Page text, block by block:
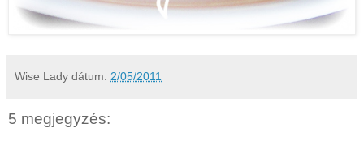
Wise Lady dátum: 2/05/2011
5 megjegyzés: